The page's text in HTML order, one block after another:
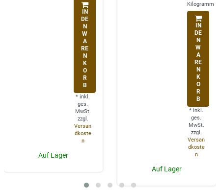
IN
DE
N
W
A
RE
N
K
O
R
B
* inkl.
ges.
MwSt.
zzgl.
Versan
dkoste
n
Auf Lager
Kilogramm
IN
DE
N
W
A
RE
N
K
O
R
B
* inkl.
ges.
MwSt.
zzgl.
Versan
dkoste
n
Auf Lager